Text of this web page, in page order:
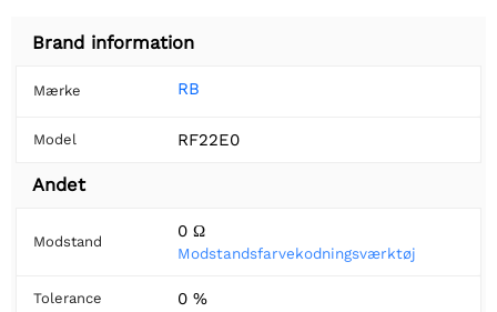
Brand information
Mærke RB
Model RF22E0
Andet
Modstand
0 Ω
Modstandsfarvekodningsværktøj
Tolerance 0 %